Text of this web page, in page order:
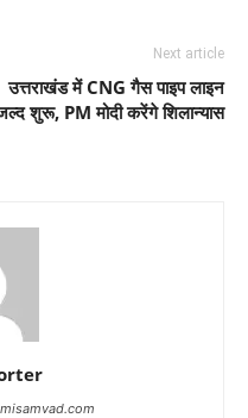
Next article
उत्तराखंड में CNG गैस पाइप लाइन
शुरू, PM मोदी करेंगे शिलान्यास